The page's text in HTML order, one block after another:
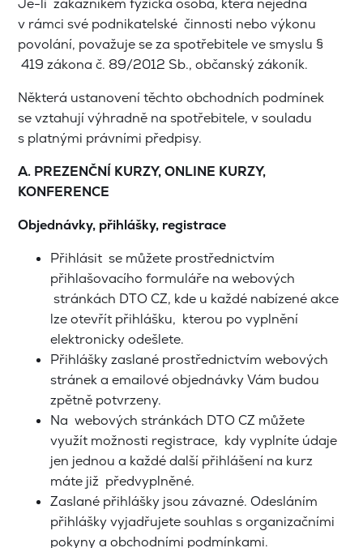
Je-li zákazníkem fyzická osoba, která nejedná
v rámci své podnikatelské činnosti nebo výkonu
povolání, považuje se za spotřebitele ve smyslu §
419 zákona č. 89/2012 Sb., občanský zákoník.
Některá ustanovení těchto obchodních podmínek
se vztahují výhradně na spotřebitele, v souladu
s platnými právními předpisy.
A. PREZENČNÍ KURZY, ONLINE KURZY,
KONFERENCE
Objednávky, přihlášky, registrace
Přihlásit se můžete prostřednictvím
přihlašovacího formuláře na webových
stránkách DTO CZ, kde u každé nabízené akce
lze otevřít přihlášku, kterou po vyplnění
elektronicky odešlete.
Přihlášky zaslané prostřednictvím webových
stránek a emailové objednávky Vám budou
zpětně potvrzeny.
Na webových stránkách DTO CZ můžete
využít možnosti registrace, kdy vyplníte údaje
jen jednou a každé další přihlášení na kurz
máte již předvyplněné.
Zaslané přihlášky jsou závazné. Odesláním
přihlášky vyjadřujete souhlas s organizačními
pokyny a obchodními podmínkami.